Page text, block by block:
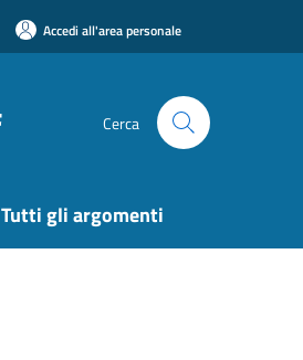
Accedi all'area personale
Cerca
Tutti gli argomenti